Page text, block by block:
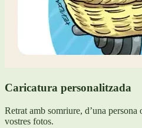
Caricatura personalitzada
Retrat amb somriure, d’una
vostres fotos.